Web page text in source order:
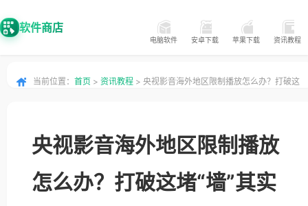
软件商店
电脑软件 安卓下载 苹果下载 资讯教程
当前位置： 首页 > 资讯教程 > 央视影音海外地区限制播放怎么办？打破这
央视影音海外地区限制播放
怎么办？打破这堵“墙”其实